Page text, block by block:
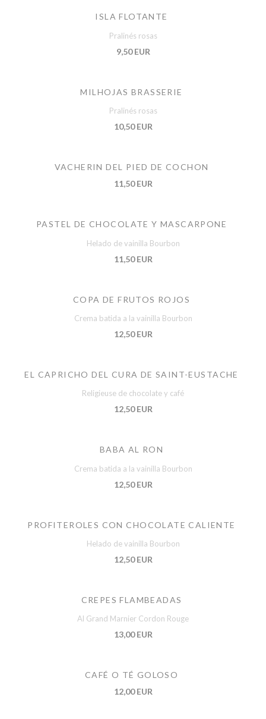
ISLA FLOTANTE
Pralinés rosas
9,50 EUR
MILHOJAS BRASSERIE
Pralinés rosas
10,50 EUR
VACHERIN DEL PIED DE COCHON
11,50 EUR
PASTEL DE CHOCOLATE Y MASCARPONE
Helado de vainilla Bourbon
11,50 EUR
COPA DE FRUTOS ROJOS
Crema batida a la vainilla Bourbon
12,50 EUR
EL CAPRICHO DEL CURA DE SAINT-EUSTACHE
Religieuse de chocolate y café
12,50 EUR
BABA AL RON
Crema batida a la vainilla Bourbon
12,50 EUR
PROFITEROLES CON CHOCOLATE CALIENTE
Helado de vainilla Bourbon
12,50 EUR
CREPES FLAMBEADAS
Al Grand Marnier Cordon Rouge
13,00 EUR
CAFÉ O TÉ GOLOSO
12,00 EUR